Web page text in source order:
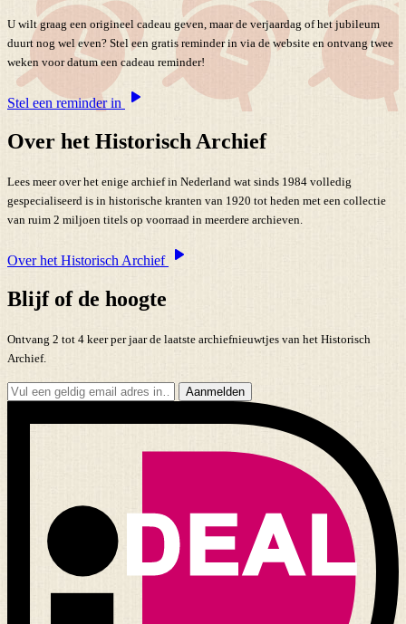
U wilt graag een origineel cadeau geven, maar de verjaardag of het jubileum
duurt nog wel even? Stel een gratis reminder in via de website en ontvang twee
weken voor datum een cadeau reminder!
Stel een reminder in
Over het Historisch Archief
Lees meer over het enige archief in Nederland wat sinds 1984 volledig
gespecialiseerd is in historische kranten van 1920 tot heden met een collectie
van ruim 2 miljoen titels op voorraad in meerdere archieven.
Over het Historisch Archief
Blijf of de hoogte
Ontvang 2 tot 4 keer per jaar de laatste archiefnieuwtjes van het Historisch
Archief.
Aanmelden